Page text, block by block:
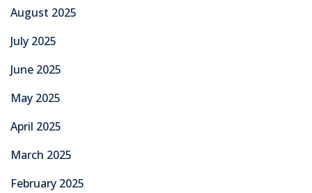
August 2025
July 2025
June 2025
May 2025
April 2025
March 2025
February 2025